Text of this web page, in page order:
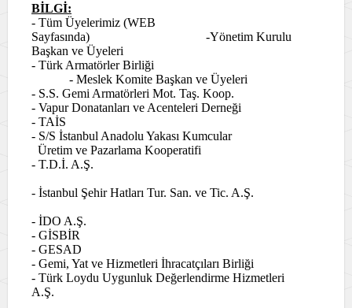
BİLGİ:
- Tüm Üyelerimiz (WEB
Sayfasında)
-Yönetim Kurulu
Başkan ve Üyeleri
- Türk Armatörler Birliği
- Meslek Komite Başkan ve Üyeleri
- S.S. Gemi Armatörleri Mot. Taş. Koop.
- Vapur Donatanları ve Acenteleri Derneği
- TAİS
- S/S İstanbul Anadolu Yakası Kumcular
Üretim ve Pazarlama Kooperatifi
- T.D.İ. A.Ş.
- İstanbul Şehir Hatları Tur. San. ve Tic. A.Ş.
- İDO A.Ş.
- GİSBİR
- GESAD
- Gemi, Yat ve Hizmetleri İhracatçıları Birliği
- Türk Loydu Uygunluk Değerlendirme Hizmetleri
A.Ş.